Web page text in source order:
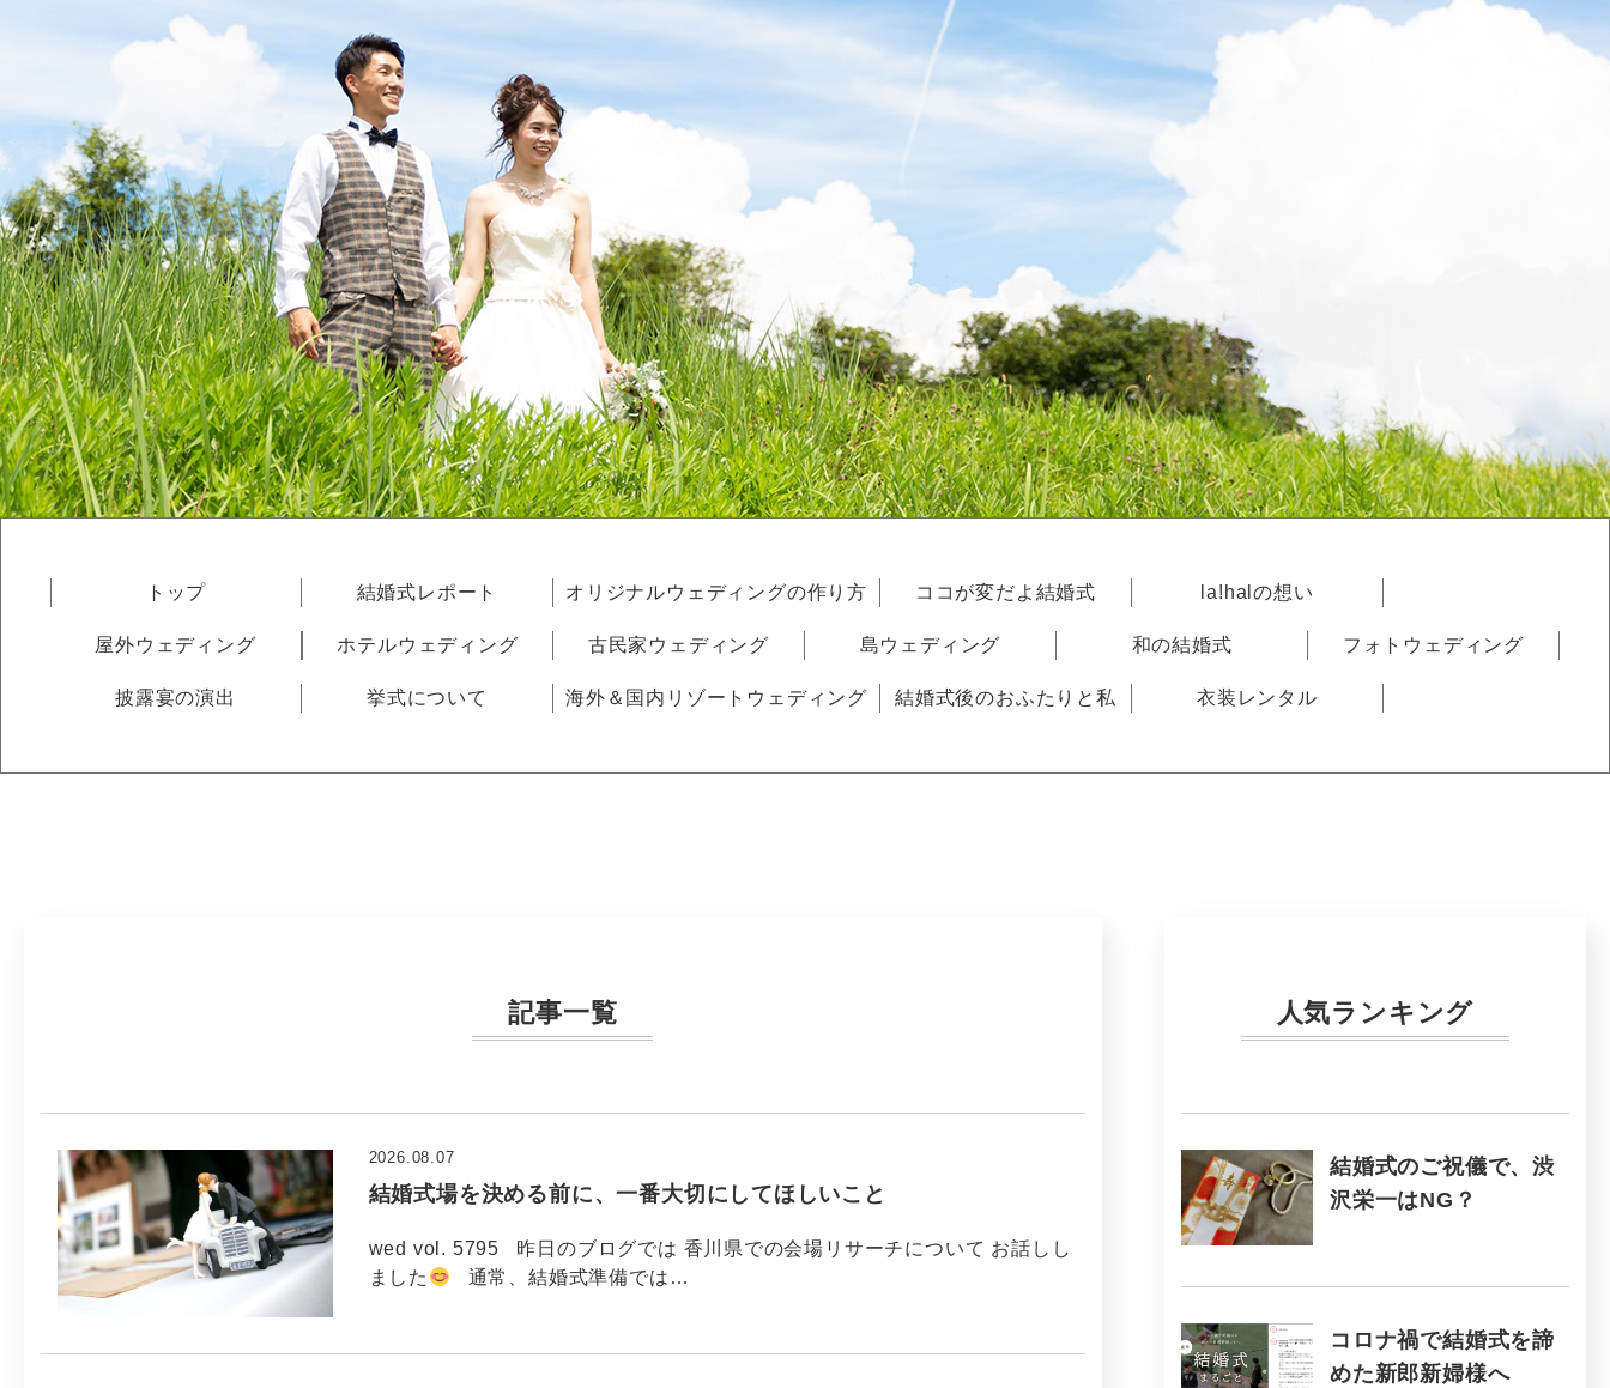
トップ 結婚式レポート オリジナルウェディングの作り方 ココが変だよ結婚式 la!halの想い
屋外ウェディング ホテルウェディング 古民家ウェディング 島ウェディング 和の結婚式 フォトウェディング
披露宴の演出 挙式について 海外＆国内リゾートウェディング 結婚式後のおふたりと私 衣装レンタル
記事一覧
結婚式場を決める前に、一番大切にしてほしいこと
2026.08.07
wed vol. 5795 昨日のブログでは 香川県での会場リサーチについて お話しし
ました
通常、結婚式準備では…
人気ランキング
結婚式のご祝儀で、渋
沢栄一はNG？
コロナ禍で結婚式を諦
めた新郎新婦様へ